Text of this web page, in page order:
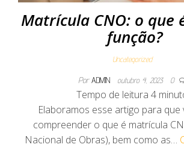
Matrícula CNO: o que
função?
Uncategorized
Por ADMIN outubro 4, 2023 0
Tempo de leitura 4
Elaboramos esse artigo para que
compreender o que é matrícula
Nacional de Obras), bem como as…